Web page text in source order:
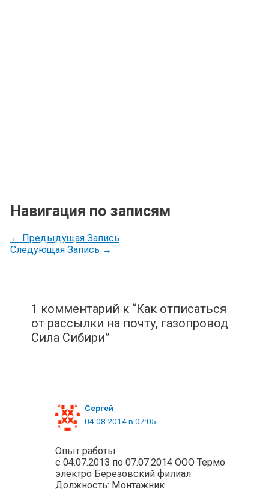
Навигация по записям
← Предыдущая Запись
Следующая Запись →
1 комментарий к “Как отписаться
от рассылки на почту, газопровод
Сила Сибири”
Сергей
04.08.2014 в 07:05
Опыт работы
с 04.07.2013 по 07.07.2014 ООО Термо
электро Березовский филиал
Должность: Монтажник